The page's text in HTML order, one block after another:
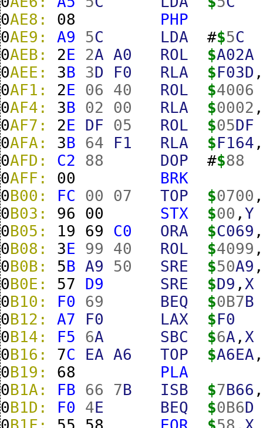
0AE8: 08
PHP
0AE9: A9 5C LDA #$5C
0AEB: 2E 2A A0 ROL $A02A
0AEE: 3B 3D F0 RLA $F03D
0AF1: 2E 06 40 ROL $4006
0AF4: 3B 02 00 RLA $0002
0AF7: 2E DF 05 ROL $05DF
0AFA: 3B 64 F1 RLA $F164
0AFD: C2 88 DOP #$88
0AFF: 00
BRK
0B00: FC 00 07 TOP $0700
0B03: 96 00 STX $00 ,Y
0B05: 19 69 C0 ORA $C069
0B08: 3E 99 40 ROL $4099
0B0B: 5B A9 50 SRE $50A9
0B0E: 57 D9 SRE $D9 , X
0B10: F0 69 BEQ $0B7B
0B12: A7 F0 LAX $F0
0B14: F5 6A SBC $6A , X
0B16: 7C EA A6 TOP $A6EA
0B19: 68
PLA
0B1A: FB 66 7B ISB $7B66
0B1D: F0 4E BEQ $0B6D